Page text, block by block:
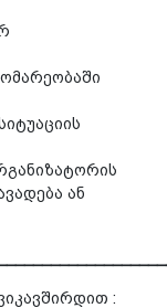
ან
: